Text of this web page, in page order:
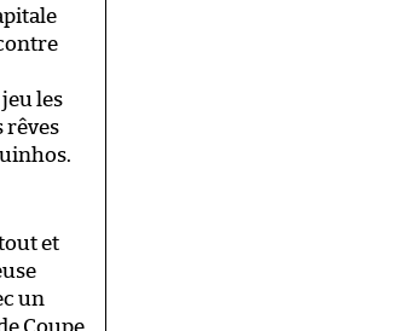
les
rêves
et
un
Coupe